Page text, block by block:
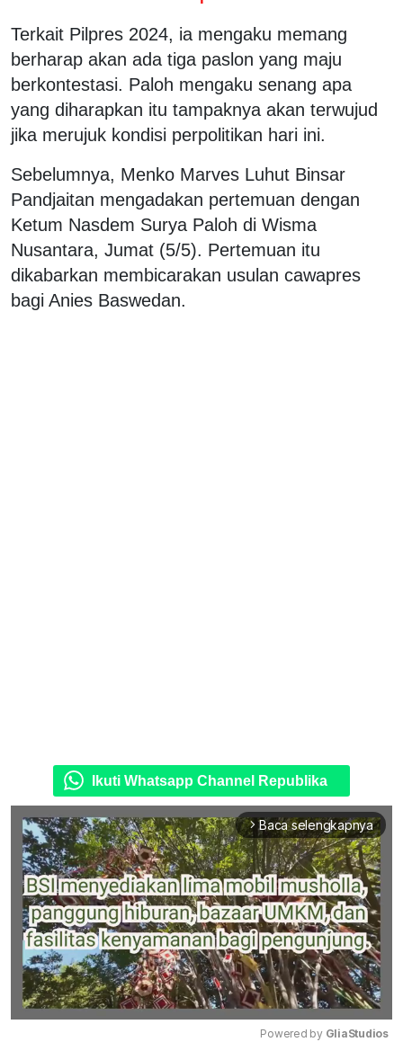
Terkait Pilpres 2024, ia mengaku memang
berharap akan ada tiga paslon yang maju
berkontestasi. Paloh mengaku senang apa
yang diharapkan itu tampaknya akan terwujud
jika merujuk kondisi perpolitikan hari ini.
Sebelumnya, Menko Marves Luhut Binsar
Pandjaitan mengadakan pertemuan dengan
Ketum Nasdem Surya Paloh di Wisma
Nusantara, Jumat (5/5). Pertemuan itu
dikabarkan membicarakan usulan cawapres
bagi Anies Baswedan.
Ikuti Whatsapp Channel Republika
arrow_forward_ios Baca selengkapnya
Powered by GliaStudios